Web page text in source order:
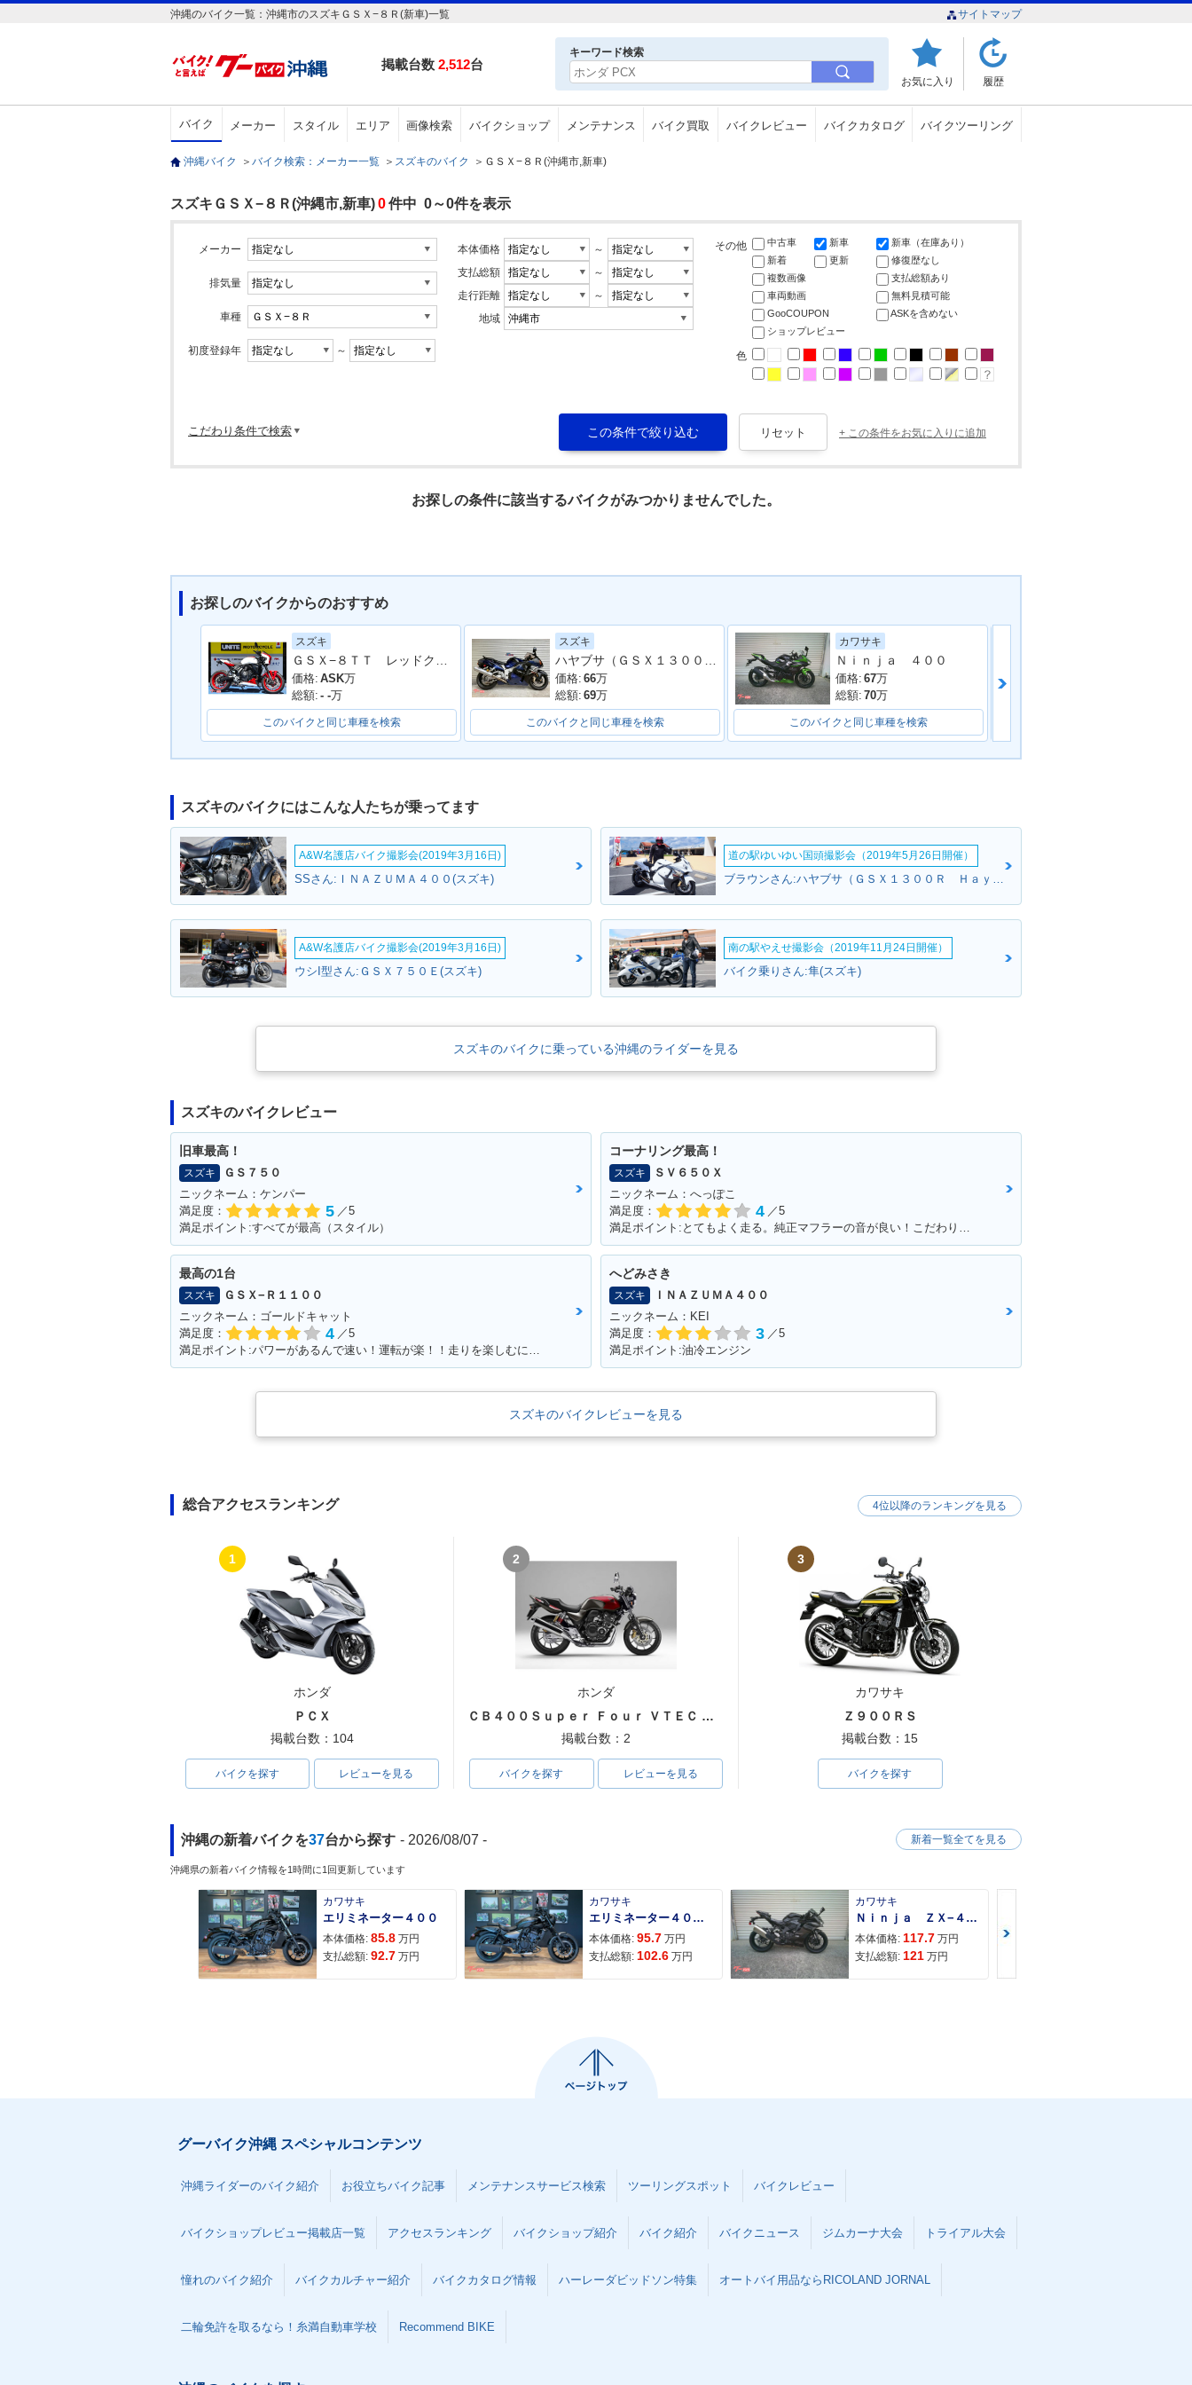
沖縄のバイク一覧：沖縄市のスズキＧＳＸ−８Ｒ(新車)一覧 サイトマップ
掲載台数 2,512台
キーワード検索
お気に入り 履歴
バイク メーカー スタイル エリア 画像検索 バイクショップ メンテナンス バイク買取 バイクレビュー バイクカタログ バイクツーリング
沖縄バイク ＞ バイク検索：メーカー一覧 ＞ スズキのバイク ＞ ＧＳＸ−８Ｒ(沖縄市,新車)
スズキＧＳＸ−８Ｒ(沖縄市,新車)0件中 0～0件を表示
メーカー
排気量
車種
初度登録年 ～
本体価格
～
支払総額
～
走行距離
～
地域
その他 中古車 新車
新車（在庫あり）
新着
更新
修復歴なし
複数画像
支払総額あり
車両動画
無料見積可能
GooCOUPON
ASKを含めない
ショップレビュー
色
こだわり条件で検索 + この条件をお気に入りに追加
お探しの条件に該当するバイクがみつかりませんでした。
お探しのバイクからのおすすめ
スズキ
価格: ASK万
総額: - -万
このバイクと同じ車種を検索
スズキ
価格: 66万
総額: 69万
このバイクと同じ車種を検索
カワサキ
Ｎｉｎｊａ ４００
価格: 67万
総額: 70万
このバイクと同じ車種を検索
スズキのバイクにはこんな人たちが乗ってます
A&W名護店バイク撮影会(2019年3月16日)
SSさん:ＩＮＡＺＵＭＡ４００(スズキ)
道の駅ゆいゆい国頭撮影会（2019年5月26日開催）
ブラウンさん:ハヤブサ（ＧＳＸ１３００Ｒ Ｈａｙａｂｕｓａ）(スズキ)
A&W名護店バイク撮影会(2019年3月16日)
ウシI型さん:ＧＳＸ７５０Ｅ(スズキ)
南の駅やえせ撮影会（2019年11月24日開催）
バイク乗りさん:隼(スズキ)
スズキのバイクに乗っている沖縄のライダーを見る
スズキのバイクレビュー
旧車最高！
スズキ
ＧＳ７５０
ニックネーム：ケンパー
満足度：
5 ／5
満足ポイント:すべてが最高（スタイル）
コーナリング最高！
スズキ
ＳＶ６５０Ｘ
ニックネーム：へっぽこ
満足度：
4 ／5
満足ポイント:とてもよく走る。純正マフラーの音が良い！こだわりはへっぽこステッカー！
最高の1台
スズキ
ＧＳＸ−Ｒ１１００
ニックネーム：ゴールドキャット
満足度：
4 ／5
満足ポイント:パワーがあるんで速い！運転が楽！！走りを楽しむにはもってこいの1台！足回りかえるとかなり乗りやすくなります
へどみさき
スズキ
ＩＮＡＺＵＭＡ４００
ニックネーム：KEI
満足度：
3 ／5
満足ポイント:油冷エンジン
スズキのバイクレビューを見る
総合アクセスランキング
1
ホンダ
ＰＣＸ
掲載台数：104
バイクを探す レビューを見る
2
ホンダ
ＣＢ４００Ｓｕｐｅｒ Ｆｏｕｒ ＶＴＥＣ ＳＰＥＣ３
掲載台数：2
バイクを探す レビューを見る
3
カワサキ
Ｚ９００ＲＳ
掲載台数：15
バイクを探す
4位以降のランキングを見る
沖縄の新着バイクを37台から探す - 2026/08/07 -
沖縄県の新着バイク情報を1時間に1回更新しています
カワサキ
エリミネーター４００
本体価格: 85.8 万円
支払総額: 92.7 万円
カワサキ
エリミネーター４００ＳＥ
本体価格: 95.7 万円
支払総額: 102.6 万円
カワサキ
Ｎｉｎｊａ ＺＸ−４Ｒ ＳＥ
本体価格: 117.7 万円
支払総額: 121 万円
新着一覧全てを見る
グーバイク沖縄 スペシャルコンテンツ
沖縄ライダーのバイク紹介 お役立ちバイク記事 メンテナンスサービス検索 ツーリングスポット バイクレビュー
バイクショップレビュー掲載店一覧 アクセスランキング バイクショップ紹介 バイク紹介 バイクニュース ジムカーナ大会 トライアル大会
憧れのバイク紹介 バイクカルチャー紹介 バイクカタログ情報 ハーレーダビッドソン特集 オートバイ用品ならRICOLAND JORNAL
二輪免許を取るなら！糸満自動車学校 Recommend BIKE